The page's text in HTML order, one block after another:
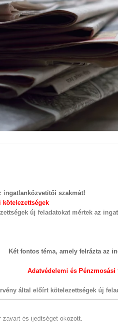
ingatlanközvetítői szakmát!
kötelezettségek
új feladatokat mértek az
Két fontos téma, amely felrázta az
Adatvédelemi ésPénzmosási
által előírt kötelezettségek új
zavart és ijedtséget okozott.